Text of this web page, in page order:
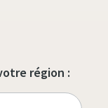
région :